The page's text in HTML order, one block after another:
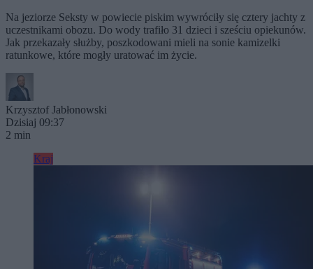
Na jeziorze Seksty w powiecie piskim wywróciły się cztery jachty z
uczestnikami obozu. Do wody trafiło 31 dzieci i sześciu opiekunów.
Jak przekazały służby, poszkodowani mieli na sonie kamizelki
ratunkowe, które mogły uratować im życie.
Krzysztof Jabłonowski
Dzisiaj 09:37
2 min
Kraj